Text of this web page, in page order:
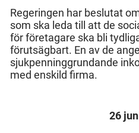
Regeringen har beslutat
som ska leda till att de
för företagare ska bli
förutsägbart. En av de
sjukpenninggrundande
med enskild firma.
26